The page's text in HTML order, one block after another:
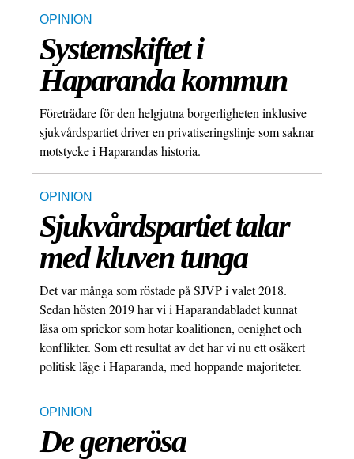
OPINION
Systemskiftet i
Haparanda kommun
Företrädare för den helgjutna borgerligheten inklusive
sjukvårdspartiet driver en privatiseringslinje som saknar
motstycke i Haparandas historia.
OPINION
Sjukvårdspartiet talar
med kluven tunga
Det var många som röstade på SJVP i valet 2018.
Sedan hösten 2019 har vi i Haparandabladet kunnat
läsa om sprickor som hotar koalitionen, oenighet och
konflikter. Som ett resultat av det har vi nu ett osäkert
politisk läge i Haparanda, med hoppande majoriteter.
OPINION
De generösa